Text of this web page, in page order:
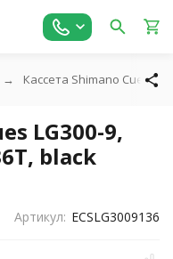
Кассета Shimano Cues
LG300-9,
black
Артикул: ECSLG3009136